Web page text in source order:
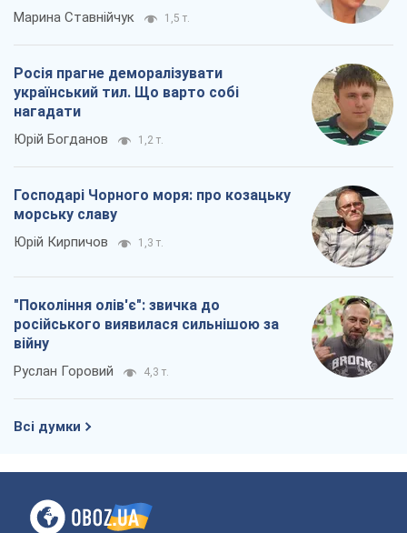
Марина Ставнійчук 1,5 т.
Росія прагне деморалізувати
український тил. Що варто собі
нагадати
Юрій Богданов 1,2 т.
Господарі Чорного моря: про козацьку
морську славу
Юрій Кирпичов 1,3 т.
"Покоління олів'є": звичка до
російського виявилася сильнішою за
війну
Руслан Горовий 4,3 т.
Всі думки